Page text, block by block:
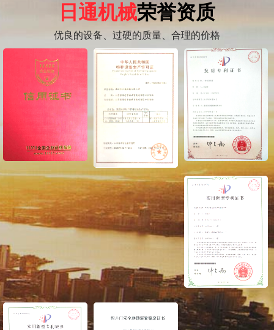
日通机械荣誉资质
优良的设备、过硬的质量、合理的价格